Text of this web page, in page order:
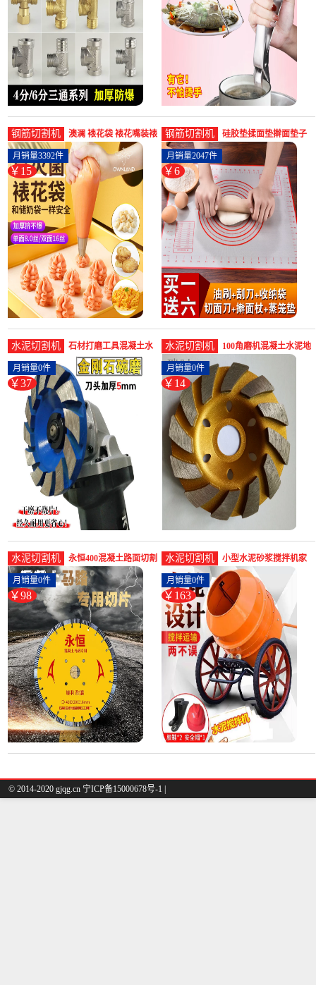
钢筋切割机
澳澜 裱花袋 裱花嘴装裱
袋婴儿宝宝辅食挤面线
饼干花-钢筋切割工具
(ownland旗舰店仅售
14.9元)
￥15
月销量3392件
钢筋切割机
硅胶垫揉面垫擀面垫子
家用和面板塑料食品级
不粘案板烘-钢筋切割工
具(海贝丽灵恒专卖店仅
售5.8元)
￥6
月销量2047件
水泥切割机
石材打磨工具混凝土水
泥地墙面打磨切割机加
厚金刚石平-水泥切割机
(鑫万亿五金专营店仅售
36.5元)
￥37
月销量0件
水泥切割机
100角磨机混凝土水泥地
面碗磨盘打磨加厚金刚
石碗磨-水泥切割机(瑞
时家居百货专营店仅售
13.56元)
￥14
月销量0件
水泥切割机
永恒400混凝土路面切割
片350/500/600沥-水泥切
割机(屹嘉临五金专营店
仅售98.28元)
￥98
月销量0件
水泥切割机
小型水泥砂浆搅拌机家
用切割机拌料机220v电
动搅拌-水泥切割机
(simtone旗舰店仅售
162.8元)
￥163
月销量0件
© 2014-2020 gjqg.cn 宁ICP备15000678号-1 |